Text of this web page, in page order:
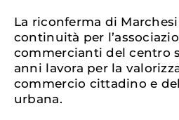
La riconferma di
continuità per
commercianti del centro
anni lavora per la
commercio cittadino e
urbana.